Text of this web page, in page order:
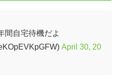
間自宅待機だよ
April 30, 20